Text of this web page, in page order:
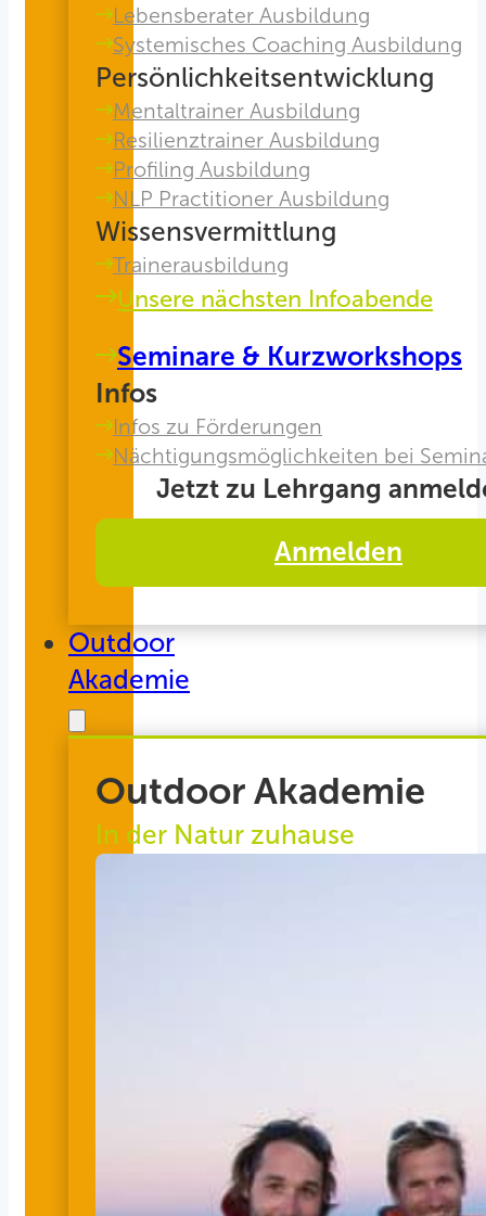
Lebensberater Ausbildung
Systemisches Coaching Ausbildung
Persönlichkeitsentwicklung
Mentaltrainer Ausbildung
Resilienztrainer Ausbildung
Profiling Ausbildung
NLP Practitioner Ausbildung
Wissensvermittlung
Trainerausbildung
Unsere nächsten Infoabende
Seminare & Kurzworkshops
Infos
Infos zu Förderungen
Nächtigungsmöglichkeiten bei
Jetzt zu Lehrgang
Anmelden
Outdoor
Akademie
Outdoor Akademie
In der Natur zuhause